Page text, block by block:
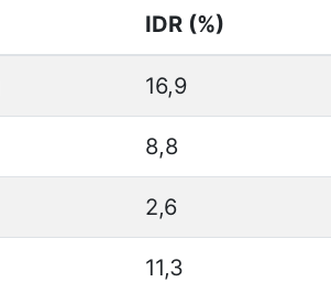
IDR (%)
16,9
8,8
2,6
11,3